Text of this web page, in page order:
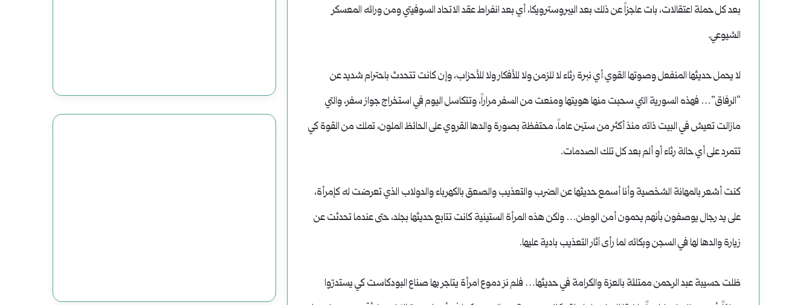
بعد كل حملة اعتقالات، بات عاجزاً عن ذلك بعد البيروسترويكا، أي بعد انفراط عقد الاتحاد السوفيتي ومن ورائه المعسكر
الشيوعي.
لا يحمل حديثها المنفعل وصوتها القوي أي نبرة رثاء لا للزمن ولا للأفكار ولا للأحزاب، وإن كانت تتحدث باحترام شديد عن
“الرفاق”… فهذه السورية التي سحبت منها هويتها ومنعت من السفر مراراً، وتتكاسل اليوم في استخراج جواز سفر، والتي
مازالت تعيش في البيت ذاته منذ أكثر من ستين عاماً، محتفظة بصورة والدها القروي على الحائظ الملون، تملك من القوة كي
تتمرد على أي حالة رثاء أو ألم بعد كل تلك الصدمات.
كنت أشعر بالمهانة الشخصية وأنا أسمع حديثها عن الضرب والتعذيب والصعق بالكهرباء والدولاب الذي تعرضت له كإمرأة،
على يد رجال يوصفون بأنهم يحمون أمن الوطن… ولكن هذه المرأة الستينية كانت تتابع حديثها بجلد، حتى عندما تحدثت عن
زيارة والدها لها في السجن وبكائه لما رأى آثار التعذيب بادية عليها.
ظلت حسيبة عبد الرحمن ممتلئة بالعزة والكرامة في حديثها… فلم نرَ دموع امرأة يتاجر بها صناع البودكاست كي يستدرّوا